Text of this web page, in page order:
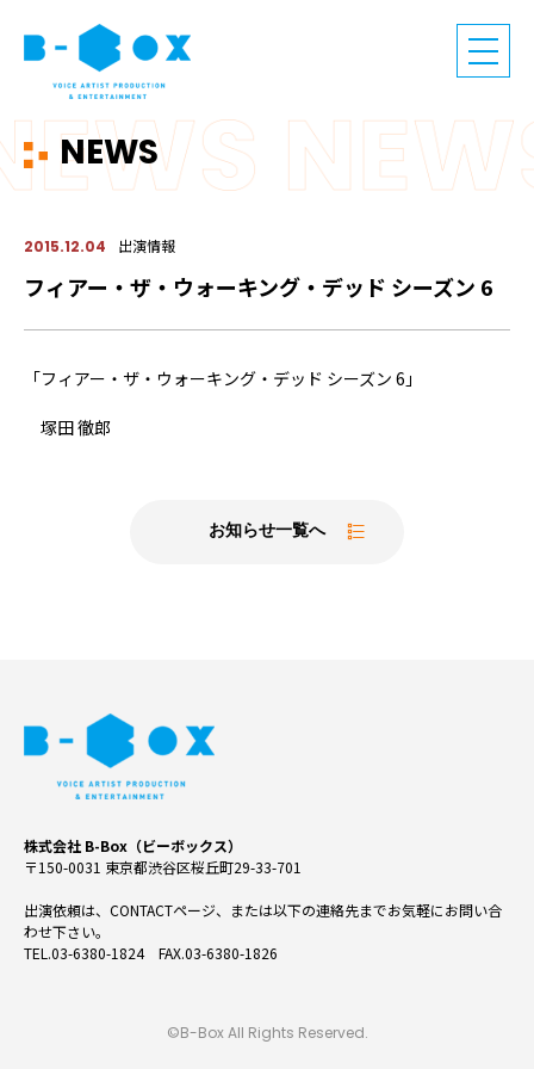
NEWS
2015.12.04 出演情報
フィアー・ザ・ウォーキング・デッド シーズン 6
「フィアー・ザ・ウォーキング・デッド シーズン 6」
塚田 徹郎
お知らせ一覧へ
株式会社 B-Box（ビーボックス）
〒150-0031 東京都渋谷区桜丘町29-33-701
出演依頼は、CONTACTページ、または以下の連絡先までお気軽にお問い合
わせ下さい。
TEL.03-6380-1824 FAX.03-6380-1826
©B-Box All Rights Reserved.